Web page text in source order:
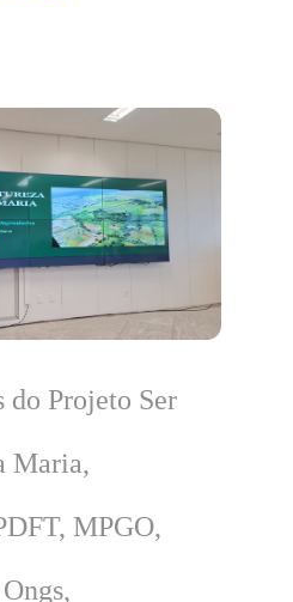
do Projeto Ser
Maria,
MPGO,